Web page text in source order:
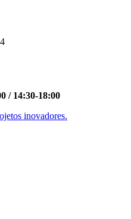
/ 14:30-18:00
inovadores.